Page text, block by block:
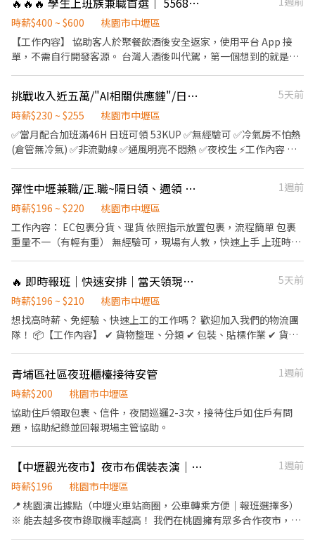
貼)-$82,697(含加班) ⭕夜班 255/H$44,880(含津貼)-$88,669(含加
班) ✅ 日班時段 : ★06:00～14:45★06:30～15:15★07:00～
15:45★07:30～16:15★08:00～16:45★08:30～17:15 ✅ 中班時段 :
★12:00-20:45★12:30-21:15★13:00-21:45★13:30-22:15★14:00-
22:45★14:30-23:15★15:00-23:45★15:30-00:15★16:00-00:45 ✅
夜班時段 :
(每半小時為一個班別)
時薪$400 ~ $600
桃園市中壢區
【工作內容】 協助客人於聚餐飲酒後安全返家，使用平台 App 接
單，不需自行開發客源。 台灣人酒後叫代駕，第一個想到的就是
【收入待遇】 ・每趟平均收入 NT$850，時薪換算 $400 起跳，高峰
期可達 $500以上 ・今年度兼職月收 3萬以上夥伴佔近 七成!!! ⠀ 【工
作時間】 彈性排班，自由配合個人生活節奏！ ・基本門檻：每週上
線至少 2 天、每天至少 3 小時 ・必上線時段：每週五晚上（把握週
末前夕黃金接單期！） 下班後兼差、假日多跑幾單、退休後維持收
平時有開車習慣，熟悉基本道路駕駛 ・能操作手機 App 與導航軟體
・無需代駕經驗，學生、上班族、退休人士皆可 ・三個月內核發的
━━━━━━━━━━━━━━━━━━ ⠀ 【加入費用】 購買制服
／無任何開通費、入會費、月費 ⠀ 【加入流程】 ① 參加說明會（含
面試與資料繳交，文件申請中者可先來） ② 實習培訓與考核 ③ 購
買制服、辦理入隊，最快當晚上線 中秋連假將至，年底尾牙、春酒
━━━━━━━━━━━━━━━━━━ ⠀ 【說明會場次/須先報
名】 📌 白天固定場次｜每週四 14:00–16:00 ・桃園市中壢區培英
路169號(台灣大車隊-桃園分公司) ⠀ 📌 晚上固定場次｜每週三
19:00–21:00 ・新北市三重區重新路五段609巷10號8樓之3 (湯城園
區) ━━━━━━━━━━━━━━━━━━ 💬 想了解更多細節？
加官方帳號，小編線上為你解答 👉 https://lin.ee/WrEcMQq 📝官
網資訊 👉 https://www.55688dd.net
挑戰收入近五萬/"AI相關供應鏈"/日中夜班皆有快來報名!!!
5天前
時薪$230 ~ $255
桃園市中壢區
✅當月配合加班滿46H 日班可領 53KUP ✅無經驗可 ✅冷氣房不怕熱
(倉管無冷氣) ✅非流動線 ✅通風明亮不悶熱 ✅夜校生 ⚡️工作內容 散
約3小時 中班16:00-24:00 (7 . 5H) 夜班 00:00-08:00 ⚡️休假制度 周休
六、日見紅休 ⚡️薪資制度 : 早班：205/H + 25/H 績效獎金 = 230/H 中
班：205/H + 40/H 績效獎金 = 245/H(需先於早班受訓1-2周) 夜班：
205/H + 50/H 績效獎金 = 255/H (需先於早班受訓1-2周) *加班費基
廠區都在附近，以總廠為主》 桃園市中壢區吉林北路5-2號 (總廠)
桃園市中壢區松江北路11號 (製二廠) 桃園市中壢區自強四路8-1號
歷，將有專人聯絡安排 加入官方通訊帳號應徵：ID：@609repyd
請提供：姓名＋聯絡電話＋「工作職務名稱」
彈性中壢兼職/正.職~隔日領、週領 （全夜EC包裹理貨員）
1週前
時薪$196 ~ $220
桃園市中壢區
工作內容： EC包裹分貨、理貨 依照指示放置包裹，流程簡單 包裹
重量不一（有輕有重） 無經驗可，現場有人教，快速上手 上班時段
168小時 +2000元 想賺多一點，選這班最划算 ❗️❗️兼職報班時薪：220
工作優點： 免經驗、錄取率高、彈性上班 加班費依法計算（1.34 /
1.67） 國定假日雙倍薪 享勞保、健保、三節禮品 正.職休假制度：
月休8天 部分班別固定休六日 可配合排班 兼職者則依當日需求名額
報班 工作地點： 中壢區新生路二段378號
🔥 即時報班｜快速安排｜當天領現金 🔥
5天前
時薪$196 ~ $210
桃園市中壢區
想找高時薪、免經驗、快速上工的工作嗎？ 歡迎加入我們的物流團
隊！ 📦【工作內容】 ✔ 貨物整理、分類 ✔ 包裝、貼標作業 ✔ 貨品
薪 210元 💵 隔日下班即可領現金！ ✨【工作優勢】 ✅ 無經驗可，新
手也能快速上手 ✅ 工作內容簡單易學 ✅ 彈性報班，自由安排時間 ✅
快速媒合、立即上工 ✅ 現金領薪，不用等待發薪日 加入詢問並報班
快速上工！ 立即加入官方賴 @xinxu 🔥 即時報班｜快速安排｜當天
青埔區社區夜班櫃檯接待安管
1週前
時薪$200
桃園市中壢區
協助住戶領取包裹、信件，夜間巡邏2-3次，接待住戶如住戶有問
題，協助紀錄並回報現場主管協助。
【中壢觀光夜市】夜市布偶裝表演｜時薪196｜自主報班・無經驗可
1週前
時薪$196
桃園市中壢區
📍 桃園演出據點（中壢火車站商圈，公車轉乘方便｜報班選擇多）
※ 能去越多夜市錄取機率越高！ 我們在桃園擁有眾多合作夜市，您